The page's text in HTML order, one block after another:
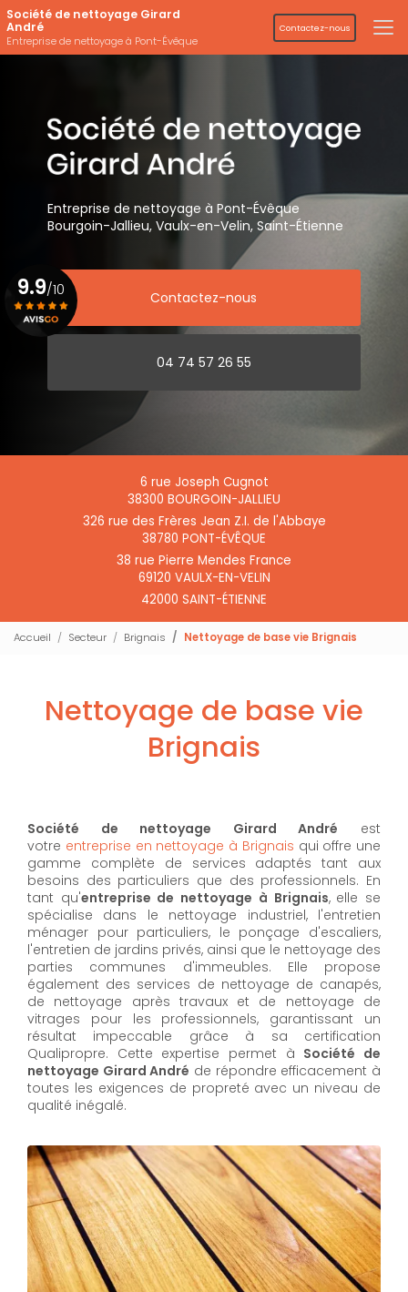
Aller
au
contenu
principal
Société de nettoyage Girard
André
Entreprise de nettoyage à Pont-Évêque
Contactez-nous
Entreprise de nettoyage à Pont-Évêque
Bourgoin-Jallieu, Vaulx-en-Velin, Saint-Étienne
Contactez-nous
04 74 57 26 55
6 rue Joseph Cugnot
38300 BOURGOIN-JALLIEU
326 rue des Frères Jean Z.I. de l'Abbaye
38780 PONT-ÉVÊQUE
38 rue Pierre Mendes France
69120 VAULX-EN-VELIN
42000 SAINT-ÉTIENNE
9.9/10
Accueil Secteur Brignais Nettoyage de base vie Brignais
Nettoyage de base vie
Brignais
Société de nettoyage Girard André est
votre entreprise en nettoyage à Brignais qui offre une
gamme complète de services adaptés tant aux
besoins des particuliers que des professionnels. En
tant qu'entreprise de nettoyage à Brignais, elle se
spécialise dans le nettoyage industriel, l'entretien
ménager pour particuliers, le ponçage d'escaliers,
l'entretien de jardins privés, ainsi que le nettoyage des
parties communes d'immeubles. Elle propose
également des services de nettoyage de canapés,
de nettoyage après travaux et de nettoyage de
vitrages pour les professionnels, garantissant un
résultat impeccable grâce à sa certification
Qualipropre. Cette expertise permet à Société de
nettoyage Girard André de répondre efficacement à
toutes les exigences de propreté avec un niveau de
qualité inégalé.